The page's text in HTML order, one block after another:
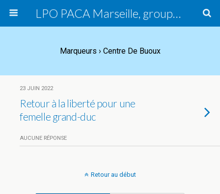
LPO PACA Marseille, groupe local
Marqueurs › Centre De Buoux
23 JUIN 2022
Retour à la liberté pour une
femelle grand-duc
AUCUNE RÉPONSE
Retour au début